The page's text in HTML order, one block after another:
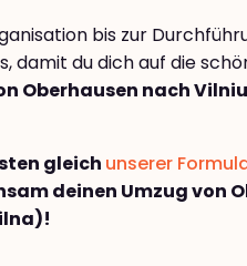
bis zur
damit du dich auf die
Oberhausen nach
gleich unserer
deinen Umzug von